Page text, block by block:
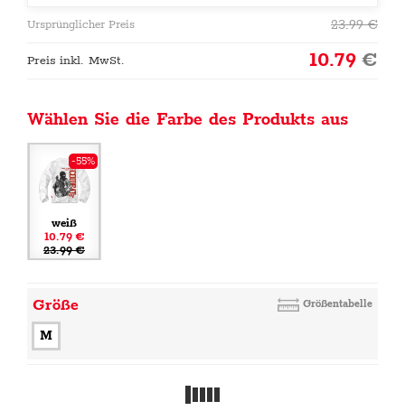
Ursprünglicher Preis 23.99€
Preis inkl. MwSt. 10.79€
Wählen Sie die Farbe des Produkts aus
-55%
weiß
10.79 €
23.99 €
Größe Größentabelle
M